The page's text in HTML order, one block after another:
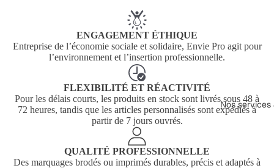
Nos services
ENGAGEMENT ÉTHIQUE
Entreprise de l’économie sociale et solidaire, Envie Pro agit pour
l’environnement et l’insertion professionnelle.
FLEXIBILITÉ ET RÉACTIVITÉ
Pour les délais courts, les produits en stock sont livrés sous 48 à
72 heures, tandis que les articles personnalisés sont expédiés à
partir de 7 jours ouvrés.
QUALITÉ PROFESSIONNELLE
Des marquages brodés ou imprimés durables, précis et adaptés à